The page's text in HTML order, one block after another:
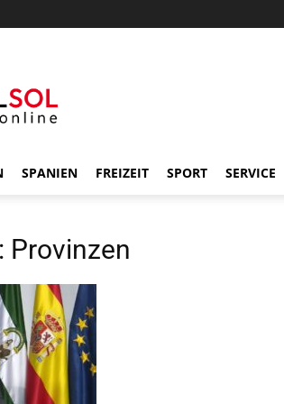
SPANIEN FREIZEIT SPORT SERVICE
Provinzen